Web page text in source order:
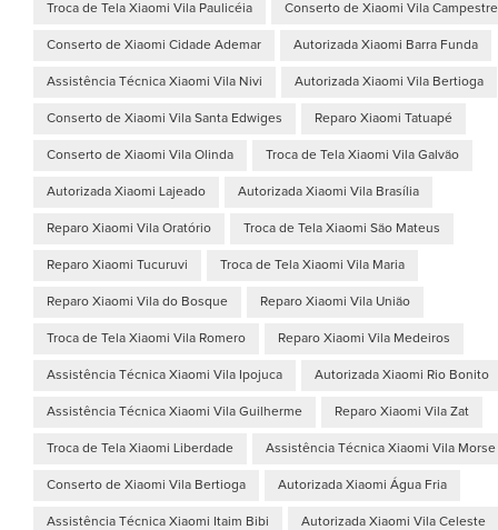
Troca de Tela Xiaomi Vila Paulicéia Conserto de Xiaomi Vila Campestre
Conserto de Xiaomi Cidade Ademar Autorizada Xiaomi Barra Funda
Assistência Técnica Xiaomi Vila Nivi Autorizada Xiaomi Vila Bertioga
Conserto de Xiaomi Vila Santa Edwiges Reparo Xiaomi Tatuapé
Conserto de Xiaomi Vila Olinda Troca de Tela Xiaomi Vila Galvão
Autorizada Xiaomi Lajeado Autorizada Xiaomi Vila Brasília
Reparo Xiaomi Vila Oratório Troca de Tela Xiaomi São Mateus
Reparo Xiaomi Tucuruvi Troca de Tela Xiaomi Vila Maria
Reparo Xiaomi Vila do Bosque Reparo Xiaomi Vila União
Troca de Tela Xiaomi Vila Romero Reparo Xiaomi Vila Medeiros
Assistência Técnica Xiaomi Vila Ipojuca Autorizada Xiaomi Rio Bonito
Assistência Técnica Xiaomi Vila Guilherme Reparo Xiaomi Vila Zat
Troca de Tela Xiaomi Liberdade Assistência Técnica Xiaomi Vila Morse
Conserto de Xiaomi Vila Bertioga Autorizada Xiaomi Água Fria
Assistência Técnica Xiaomi Itaim Bibi Autorizada Xiaomi Vila Celeste